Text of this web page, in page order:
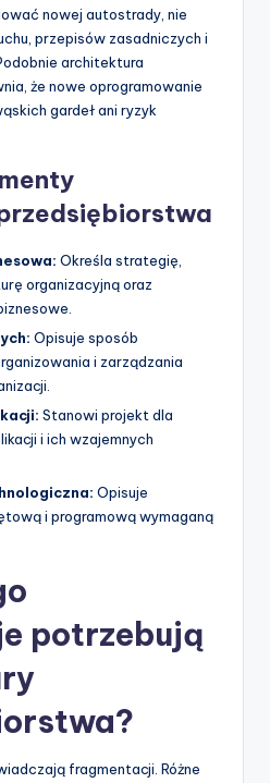
nowej autostrady, nie
przepisów zasadniczych i
architektura
że nowe oprogramowanie
gardeł ani ryzyk
Określa strategię,
organizacyjną oraz
Opisuje sposób
i zarządzania
Stanowi projekt dla
i ich wzajemnych
Opisuje
i programową wymaganą
potrzebują
fragmentacji. Różne